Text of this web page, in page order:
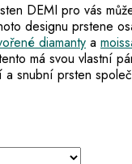
DEMI pro vás
designu prstene
diamanty a
má svou vlastní
snubní prsten